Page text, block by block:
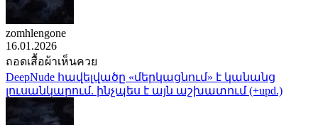
zomhlengone
16.01.2026
ถอดเสื้อผ้าเห็นควย
DeepNude հավելվածը «մերկացնում» է կանանց
լուսանկարում. ինչպես է այն աշխատում (+upd.)